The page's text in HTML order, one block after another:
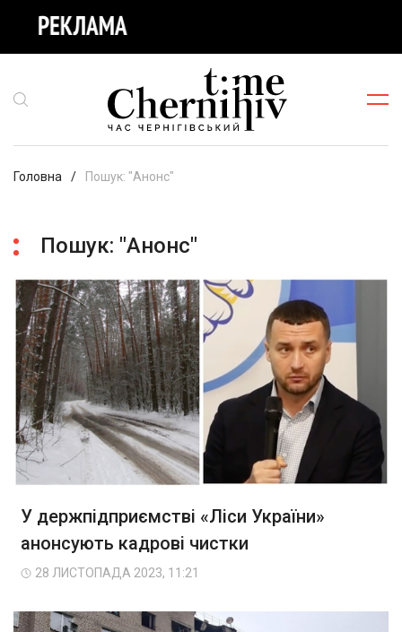
Головна Пошук: "Анонс"
Пошук: "Анонс"
У держпідприємстві «Ліси України»
анонсують кадрові чистки
28 ЛИСТОПАДА 2023, 11:21